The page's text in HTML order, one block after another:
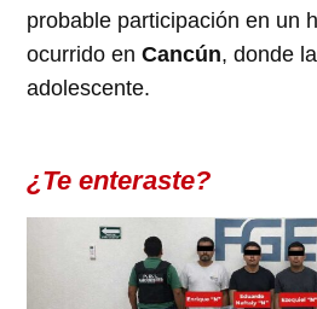
probable participación en un
ocurrido enCancún, donde
adolescente.
¿Te enteraste?